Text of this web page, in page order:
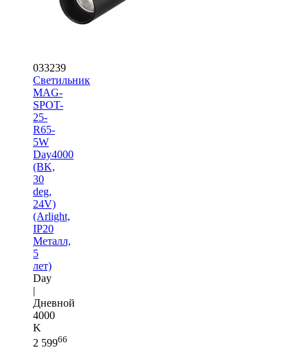
033239
Светильник
MAG-
SPOT-
25-
R65-
5W
Day4000
(BK,
30
deg,
24V)
(Arlight,
IP20
Металл,
5
лет)
Day
|
Дневной
4000
K
2 59966